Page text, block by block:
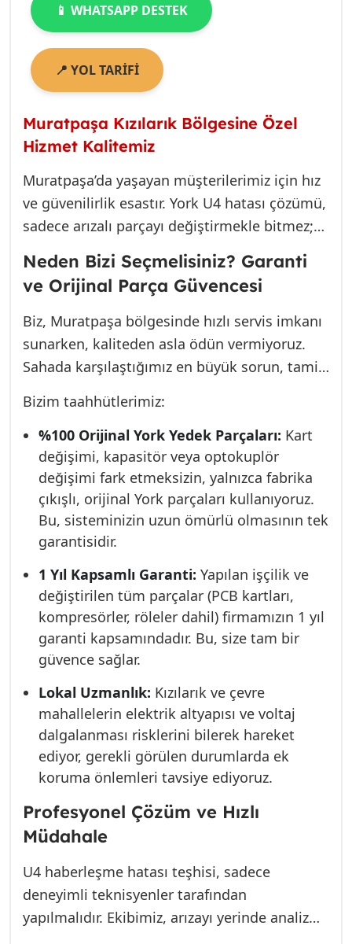
📱 WHATSAPP DESTEK
📍 YOL TARİFİ
Muratpaşa Kızılarık Bölgesine Özel
Hizmet Kalitemiz
Muratpaşa’da yaşayan müşterilerimiz için hız
ve güvenilirlik esastır. York U4 hatası çözümü,
sadece arızalı parçayı değiştirmekle bitmez;
analizi yapmak gerekir. Bizim hizmet
politikamız, 25 yıllık klima ustalığının
getirdiği disiplin ve SEO uzmanlığının
gerektirdiği şeffaflık üzerine kuruludur.
Neden Bizi Seçmelisiniz? Garanti
ve Orijinal Parça Güvencesi
Biz, Muratpaşa bölgesinde hızlı servis imkanı
sunarken, kaliteden asla ödün vermiyoruz.
Sahada karşılaştığımız en büyük sorun, tamir
kaliteli yedek parçalardır. Bu parçalar kısa
sürede yeniden arıza yaratarak hem size
zaman hem de para kaybettirir.
Bizim taahhütlerimiz:
%100 Orijinal York Yedek Parçaları: Kart
değişimi, kapasitör veya optokuplör
değişimi fark etmeksizin, yalnızca fabrika
çıkışlı, orijinal York parçaları kullanıyoruz.
Bu, sisteminizin uzun ömürlü olmasının tek
garantisidir.
1 Yıl Kapsamlı Garanti: Yapılan işçilik ve
değiştirilen tüm parçalar (PCB kartları,
kompresörler, röleler dahil) firmamızın 1 yıl
garanti kapsamındadır. Bu, size tam bir
güvence sağlar.
Lokal Uzmanlık: Kızılarık ve çevre
mahallelerin elektrik altyapısı ve voltaj
dalgalanması risklerini bilerek hareket
ediyor, gerekli görülen durumlarda ek
koruma önlemleri tavsiye ediyoruz.
Profesyonel Çözüm ve Hızlı
Müdahale
U4 haberleşme hatası teşhisi, sadece
deneyimli teknisyenler tarafından
yapılmalıdır. Ekibimiz, arızayı yerinde analiz